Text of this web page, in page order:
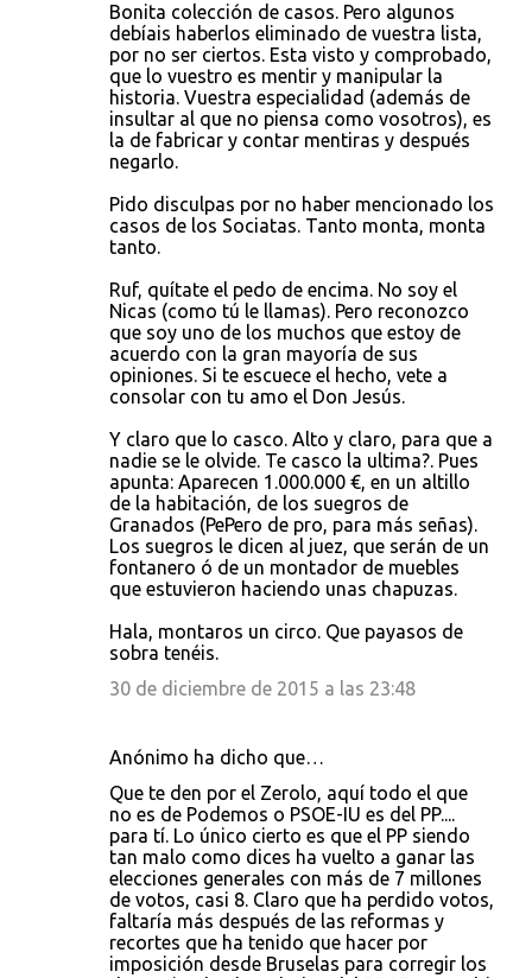
Bonita colección de casos. Pero algunos
debíais haberlos eliminado de vuestra lista,
por no ser ciertos. Esta visto y comprobado,
que lo vuestro es mentir y manipular la
historia. Vuestra especialidad (además de
insultar al que no piensa como vosotros), es
la de fabricar y contar mentiras y después
negarlo.
Pido disculpas por no haber mencionado los
casos de los Sociatas. Tanto monta, monta
tanto.
Ruf, quítate el pedo de encima. No soy el
Nicas (como tú le llamas). Pero reconozco
que soy uno de los muchos que estoy de
acuerdo con la gran mayoría de sus
opiniones. Si te escuece el hecho, vete a
consolar con tu amo el Don Jesús.
Y claro que lo casco. Alto y claro, para que a
nadie se le olvide. Te casco la ultima?. Pues
apunta: Aparecen 1.000.000 €, en un altillo
de la habitación, de los suegros de
Granados (PePero de pro, para más señas).
Los suegros le dicen al juez, que serán de un
fontanero ó de un montador de muebles
que estuvieron haciendo unas chapuzas.
Hala, montaros un circo. Que payasos de
sobra tenéis.
30 de diciembre de 2015 a las 23:48
Anónimo ha dicho que…
Que te den por el Zerolo, aquí todo el que
no es de Podemos o PSOE-IU es del PP....
para tí. Lo único cierto es que el PP siendo
tan malo como dices ha vuelto a ganar las
elecciones generales con más de 7 millones
de votos, casi 8. Claro que ha perdido votos,
faltaría más después de las reformas y
recortes que ha tenido que hacer por
imposición desde Bruselas para corregir los